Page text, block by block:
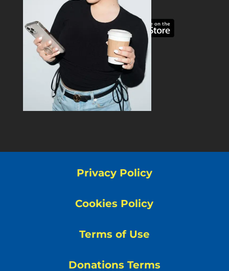
Privacy Policy
Cookies Policy
Terms of Use
Donations Terms